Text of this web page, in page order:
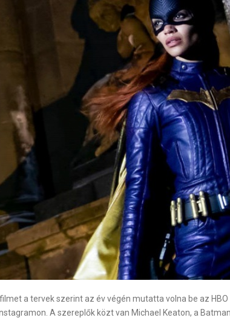
a tervek szerint az év végén mutatta volna be az HBO
A szereplők közt van Michael Keaton, a